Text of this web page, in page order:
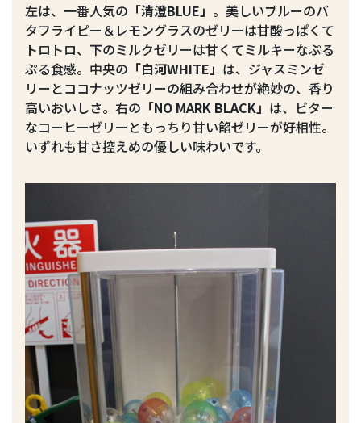
左は、一番人気の 「清澄BLUE」 。美しいブルーのバ
タフライピー＆レモングラスのゼリーは甘酸っぱくて
トロトロ、下のミルクゼリーは甘くてミルキーなぷる
ぷる食感。中央の 「白河WHITE」 は、ジャスミンゼ
リーとココナッツゼリーの組み合わせが絶妙の、香り
高いおいしさ。右の 「NO MARK BLACK」 は、ビター
なコーヒーゼリーともっちり甘い餡ゼリーが好相性。
いずれも甘さ控えめの優しい味わいです。